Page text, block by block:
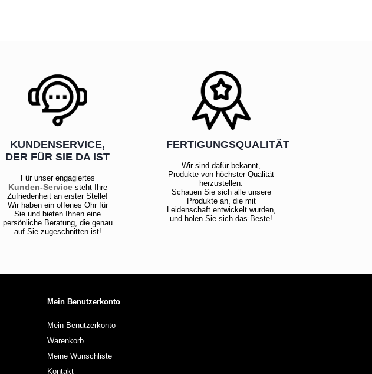
KUNDENSERVICE,
DER FÜR SIE DA IST
Für unser engagiertes
Kunden-Servicesteht Ihre
Zufriedenheit an erster Stelle!
Wir haben ein offenes Ohr für
Sie und bieten Ihnen eine
persönliche Beratung, die genau
auf Sie zugeschnitten ist!
FERTIGUNGSQUALITÄT
Wir sind dafür bekannt,
Produkte von höchster Qualität
herzustellen.
Schauen Sie sich alle unsere
Produkte an, die mit
Leidenschaft entwickelt wurden,
und holen Sie sich das Beste!
Mein Benutzerkonto
Mein Benutzerkonto
Warenkorb
Meine Wunschliste
Kontakt